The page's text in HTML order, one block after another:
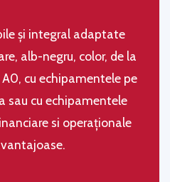
şi integral adaptate
alb-negru, color, de la
cu echipamentele pe
sau cu echipamentele
si operaţionale